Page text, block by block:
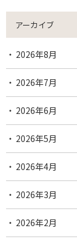
アーカイブ
2026年8月
2026年7月
2026年6月
2026年5月
2026年4月
2026年3月
2026年2月